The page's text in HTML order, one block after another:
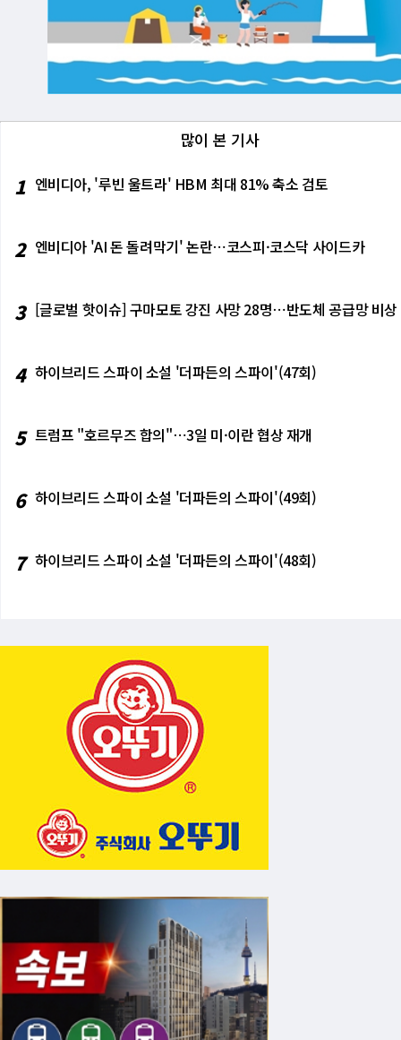
많이 본 기사
1 엔비디아, '루빈 울트라' HBM 최대 81% 축소 검토
2 엔비디아 'AI 돈 돌려막기' 논란⋯코스피·코스닥 사이드카
3 [글로벌 핫이슈] 구마모토 강진 사망 28명⋯반도체 공급망 비상
4 하이브리드 스파이 소설 '더파든의 스파이'(47회)
5 트럼프 "호르무즈 합의"⋯3일 미·이란 협상 재개
6 하이브리드 스파이 소설 '더파든의 스파이'(49회)
7 하이브리드 스파이 소설 '더파든의 스파이'(48회)